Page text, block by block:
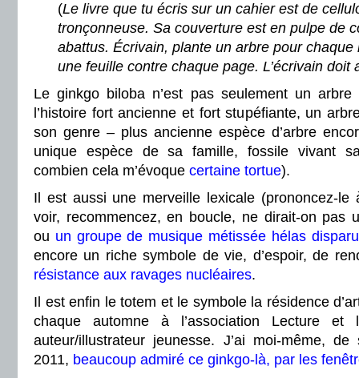
(Le livre que tu écris sur un cahier est de
tronçonneuse. Sa couverture est en pulpe de
abattus. Écrivain, plante un arbre pour
une feuille contre chaque page. L’écrivain doit
Le ginkgo biloba n’est pas seulement un arbre
l’histoire fort ancienne et fort stupéfiante, un
son genre – plus ancienne espèce d’arbre
unique espèce de sa famille, fossile vivant
combien cela m’évoque certaine tortue).
Il est aussi une merveille lexicale (prononcez-le
voir, recommencez, en boucle, ne dirait-on pas
ou un groupe de musique métissée hélas
encore un riche symbole de vie, d’espoir, de
résistance aux ravages nucléaires.
Il est enfin le totem et le symbole la résidence
chaque automne à l’association Lecture
auteur/illustrateur jeunesse. J’ai moi-même,
2011, beaucoup admiré ce ginkgo-là, par les